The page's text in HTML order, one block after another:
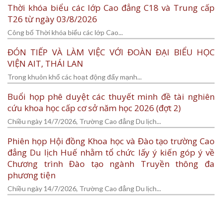
Thời khóa biểu các lớp Cao đẳng C18 và Trung cấp
T26 từ ngày 03/8/2026
Công bố Thời khóa biểu các lớp Cao...
ĐÓN TIẾP VÀ LÀM VIỆC VỚI ĐOÀN ĐẠI BIỂU HỌC
VIỆN AIT, THÁI LAN
Trong khuôn khổ các hoạt động đẩy mạnh...
Buổi họp phê duyệt các thuyết minh đề tài nghiên
cứu khoa học cấp cơ sở năm học 2026 (đợt 2)
Chiều ngày 14/7/2026, Trường Cao đẳng Du lịch...
Phiên họp Hội đồng Khoa học và Đào tạo trường Cao
đẳng Du lịch Huế nhằm tổ chức lấy ý kiến góp ý về
Chương trình Đào tạo ngành Truyền thông đa
phương tiện
Chiều ngày 14/7/2026, Trường Cao đẳng Du lịch...